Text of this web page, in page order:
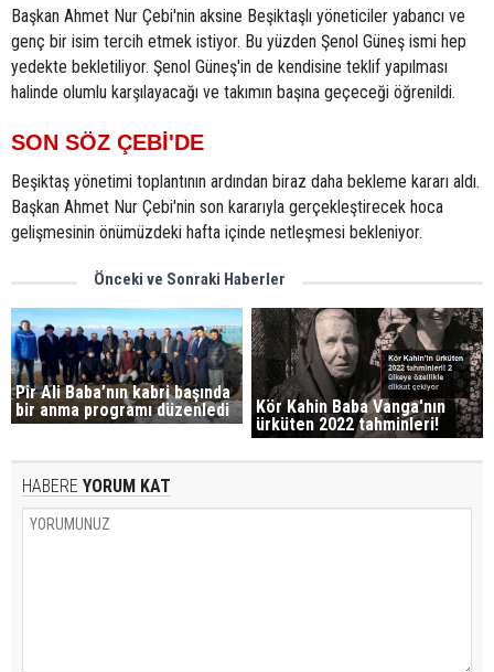
Başkan Ahmet Nur Çebi'nin aksine Beşiktaşlı yöneticiler yabancı ve
genç bir isim tercih etmek istiyor. Bu yüzden Şenol Güneş ismi hep
yedekte bekletiliyor. Şenol Güneş'in de kendisine teklif yapılması
halinde olumlu karşılayacağı ve takımın başına geçeceği öğrenildi.
SON SÖZ ÇEBİ'DE
Beşiktaş yönetimi toplantının ardından biraz daha bekleme kararı aldı.
Başkan Ahmet Nur Çebi'nin son kararıyla gerçekleştirecek hoca
gelişmesinin önümüzdeki hafta içinde netleşmesi bekleniyor.
Önceki ve Sonraki Haberler
Pir Ali Baba’nın kabri başında
bir anma programı düzenledi
Kör Kahin Baba Vanga'nın
ürküten 2022 tahminleri!
HABERE YORUM KAT